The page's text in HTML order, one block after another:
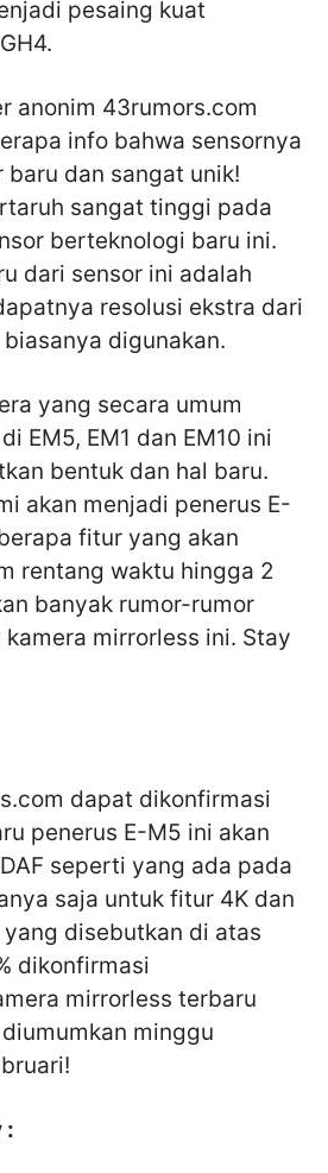
pesaing kuat
anonim 43rumors.com
info bahwa sensornya
baru dan sangat unik!
sangat tinggi pada
berteknologi baru ini.
dari sensor ini adalah
resolusi ekstra dari
digunakan.
yang secara umum
EM5, EM1 dan EM10 ini
bentuk dan hal baru.
akan menjadi penerus E-
fitur yang akan
rentang waktu hingga 2
banyak rumor-rumor
mirrorless ini. Stay
dapat dikonfirmasi
penerus E-M5 ini akan
seperti yang ada pada
saja untuk fitur 4K dan
disebutkan di atas
dikonfirmasi
mirrorless terbaru
minggu
: